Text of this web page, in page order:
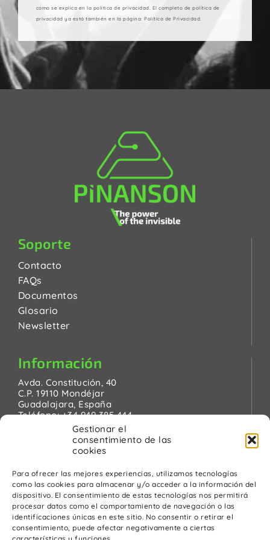
Gestionar el
consentimiento de las
cookies
Para ofrecer las mejores experiencias, utilizamos tecnologías
como las cookies para almacenar y/o acceder a la información del
dispositivo. El consentimiento de estas tecnologías nos permitirá
procesar datos como el comportamiento de navegación o las
identificaciones únicas en este sitio. No consentir o retirar el
consentimiento, puede afectar negativamente a ciertas
como se explica en la política de privacidad. El completo de política de
privacidad ya está también en la página: Política de Privacidad.
Soporte
Contacto
FAQs
Documentos
Glosario
Newsletter
Información
Avda. Constitución, 40
C.P. 19110 Mondéjar
Guadalajara, España
Teléfono:+34 949 385 444
pinanson@pinanson.eu
Legal
Política de Privacidad
Advertencia Legal
Política de cookies